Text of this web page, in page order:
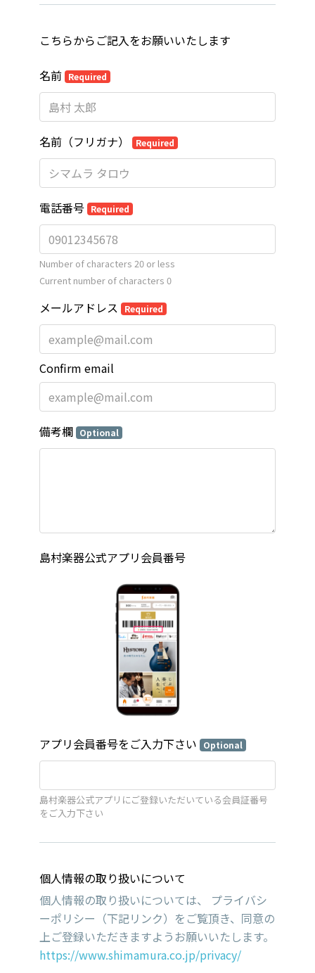
こちらからご記入をお願いいたします
名前 Required
名前（フリガナ） Required
電話番号 Required
Number of characters 20 or less
Current number of characters 0
メールアドレス Required
Confirm email
備考欄 Optional
島村楽器公式アプリ会員番号
アプリ会員番号をご入力下さい Optional
島村楽器公式アプリにご登録いただいている会員証番号
をご入力下さい
個人情報の取り扱いについて
個人情報の取り扱いについては、 プライバシ
ーポリシー（下記リンク）をご覧頂き、同意の
上ご登録いただきますようお願いいたします。
https://www.shimamura.co.jp/privacy/